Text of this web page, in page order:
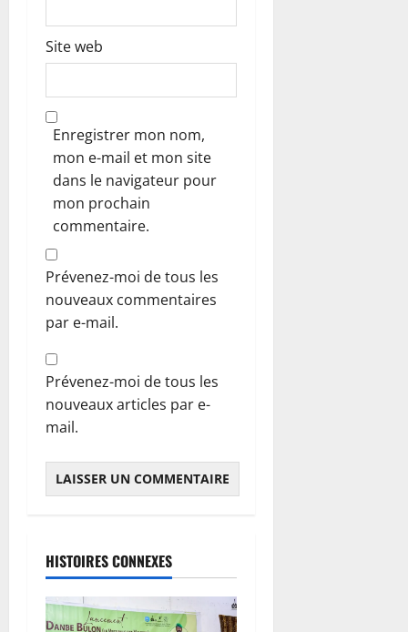
Site web
Enregistrer mon nom,
mon e-mail et mon site
dans le navigateur pour
mon prochain
commentaire.
Prévenez-moi de tous les
nouveaux commentaires
par e-mail.
Prévenez-moi de tous les
nouveaux articles par e-
mail.
HISTOIRES CONNEXES